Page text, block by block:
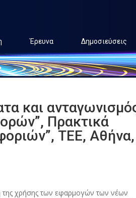
Έρευνα Δημοσιεύσεις
και
Πρακτικά
ΤΕΕ, Αθήνα,
της χρήσης των εφαρμογών των νέων